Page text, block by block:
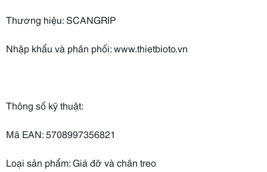
Thương hiệu: SCANGRIP
Nhập khẩu và phân phối: www.thietbioto.vn
Thông số kỹ thuật:
Mã EAN: 5708997356821
Loại sản phẩm: Giá đỡ và chân treo